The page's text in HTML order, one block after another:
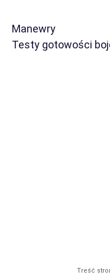
Manewry
Testy gotowości
Treść